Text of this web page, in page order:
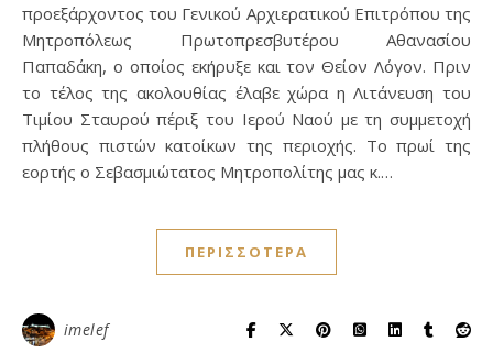
προεξάρχοντος του Γενικού Αρχιερατικού Επιτρόπου της
Μητροπόλεως Πρωτοπρεσβυτέρου Αθανασίου
Παπαδάκη, ο οποίος εκήρυξε και τον Θείον Λόγον. Πριν
το τέλος της ακολουθίας έλαβε χώρα η Λιτάνευση του
Τιμίου Σταυρού πέριξ του Ιερού Ναού με τη συμμετοχή
πλήθους πιστών κατοίκων της περιοχής. Το πρωί της
εορτής ο Σεβασμιώτατος Μητροπολίτης μας κ.…
ΠΕΡΙΣΣΌΤΕΡΑ
imelef